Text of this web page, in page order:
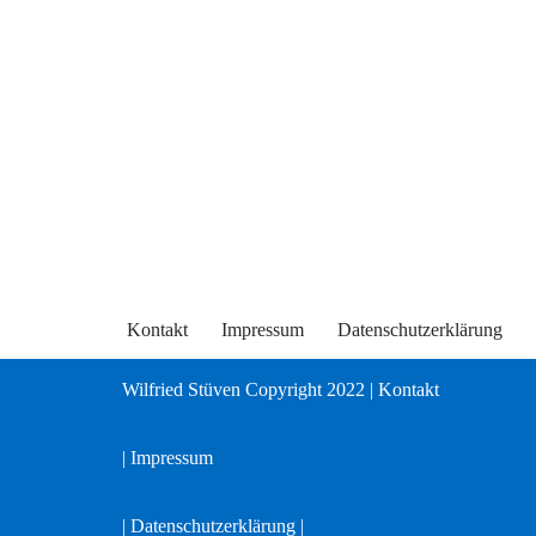
Kontakt Impressum Datenschutzerklärung
Wilfried Stüven Copyright 2022 | Kontakt
| Impressum
| Datenschutzerklärung |